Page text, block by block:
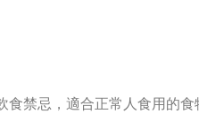
禁忌，適合正常人食用的